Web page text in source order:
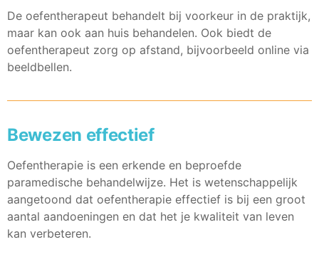
De oefentherapeut behandelt bij voorkeur in de praktijk,
maar kan ook aan huis behandelen. Ook biedt de
oefentherapeut zorg op afstand, bijvoorbeeld online via
beeldbellen.
Bewezen effectief
Oefentherapie is een erkende en beproefde
paramedische behandelwijze. Het is wetenschappelijk
aangetoond dat oefentherapie effectief is bij een groot
aantal aandoeningen en dat het je kwaliteit van leven
kan verbeteren.